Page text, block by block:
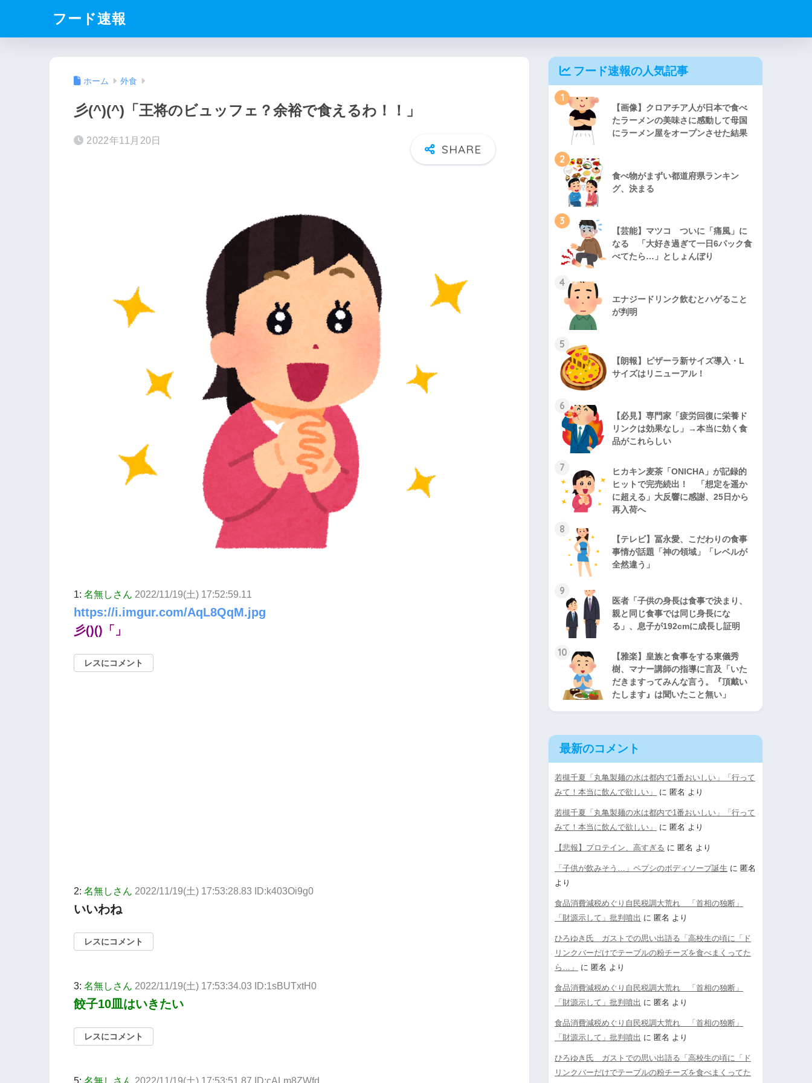
フード速報
ホーム 外食
彡(^)(^)「王将のビュッフェ？余裕で食えるわ！！」
2022年11月20日
1: 名無しさん 2022/11/19(土) 17:52:59.11
https://i.imgur.com/AqL8QqM.jpg
彡()()「」
レスにコメント
2: 名無しさん 2022/11/19(土) 17:53:28.83 ID:k403Oi9g0
いいわね
レスにコメント
3: 名無しさん 2022/11/19(土) 17:53:34.03 ID:1sBUTxtH0
餃子10皿はいきたい
レスにコメント
5: 名無しさん 2022/11/19(土) 17:53:51.87 ID:cALm8ZWfd
フード速報の人気記事
1
【画像】クロアチア人が日本で食べ
たラーメンの美味さに感動して母国
にラーメン屋をオープンさせた結果
2
食べ物がまずい都道府県ランキン
グ、決まる
3
【芸能】マツコ ついに「痛風」に
なる 「大好き過ぎて一日6パック食
べてたら…」としょんぼり
4
エナジードリンク飲むとハゲること
が判明
5
【朗報】ピザーラ新サイズ導入・L
サイズはリニューアル！
6
【必見】専門家「疲労回復に栄養ド
リンクは効果なし」→本当に効く食
品がこれらしい
7
ヒカキン麦茶「ONICHA」が記録的
ヒットで完売続出！ 「想定を遥か
に超える」大反響に感謝、25日から
再入荷へ
8
【テレビ】冨永愛、こだわりの食事
事情が話題「神の領域」「レベルが
全然違う」
9
医者「子供の身長は食事で決まり、
親と同じ食事では同じ身長にな
る」、息子が192cmに成長し証明
10
【雅楽】皇族と食事をする東儀秀
樹、マナー講師の指導に言及「いた
だきますってみんな言う。『頂戴い
たします』は聞いたこと無い」
最新のコメント
若槻千夏「丸亀製麺の水は都内で1番おいしい」「行って
みて！本当に飲んで欲しい」
に 匿名 より
若槻千夏「丸亀製麺の水は都内で1番おいしい」「行って
みて！本当に飲んで欲しい」
に 匿名 より
【悲報】プロテイン、高すぎる に 匿名 より
「子供が飲みそう…」ペプシのボディソープ誕生 に 匿名
より
食品消費減税めぐり自民税調大荒れ 「首相の独断」
「財源示して」批判噴出 に 匿名 より
ひろゆき氏 ガストでの思い出語る「高校生の頃に「ド
リンクバーだけでテーブルの粉チーズを食べまくってた
ら…」
に 匿名 より
食品消費減税めぐり自民税調大荒れ 「首相の独断」
「財源示して」批判噴出 に 匿名 より
食品消費減税めぐり自民税調大荒れ 「首相の独断」
「財源示して」批判噴出 に 匿名 より
ひろゆき氏 ガストでの思い出語る「高校生の頃に「ド
リンクバーだけでテーブルの粉チーズを食べまくってた